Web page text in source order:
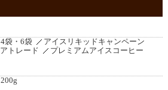
袋・6袋
アイスリキッドキャンペーン
トレード
プレミアムアイスコーヒー